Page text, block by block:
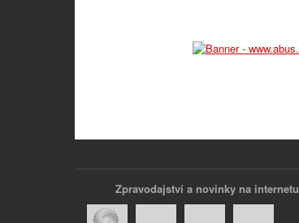
Zpravodajství a novinky na internetu